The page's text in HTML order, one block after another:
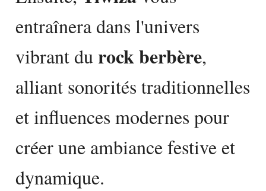
entraînera dans l'univers
vibrant du rock berbère,
alliant sonorités traditionnelles
et influences modernes pour
créer une ambiance festive et
dynamique.